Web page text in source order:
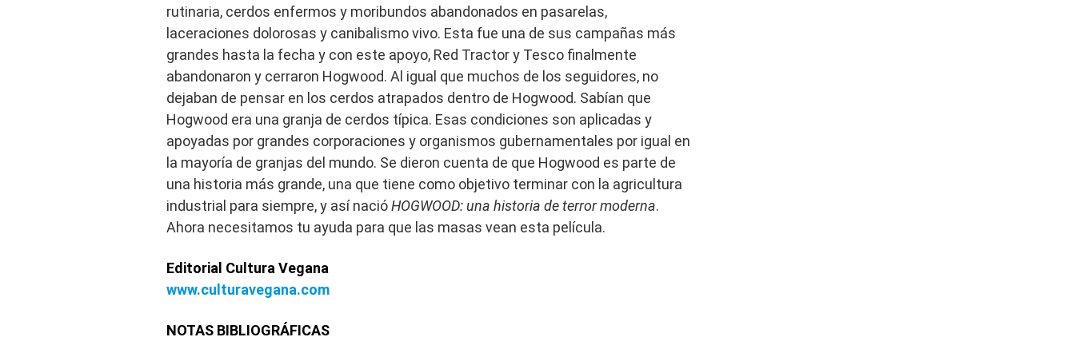
rutinaria, cerdos enfermos y moribundos abandonados en pasarelas,
laceraciones dolorosas y canibalismo vivo. Esta fue una de sus campañas más
grandes hasta la fecha y con este apoyo, Red Tractor y Tesco finalmente
abandonaron y cerraron Hogwood. Al igual que muchos de los seguidores, no
dejaban de pensar en los cerdos atrapados dentro de Hogwood. Sabían que
Hogwood era una granja de cerdos típica. Esas condiciones son aplicadas y
apoyadas por grandes corporaciones y organismos gubernamentales por igual en
la mayoría de granjas del mundo. Se dieron cuenta de que Hogwood es parte de
una historia más grande, una que tiene como objetivo terminar con la agricultura
industrial para siempre, y así nacióHOGWOOD: una historia de terror moderna.
Ahora necesitamos tu ayuda para que las masas vean esta película.
Editorial Cultura Vegana
www.culturavegana.com
NOTAS BIBLIOGRÁFICAS